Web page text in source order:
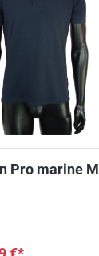
Pro marine M